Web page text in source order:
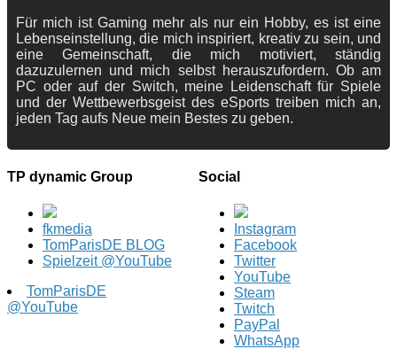
Für mich ist Gaming mehr als nur ein Hobby, es ist eine
Lebenseinstellung, die mich inspiriert, kreativ zu sein, und
eine Gemeinschaft, die mich motiviert, ständig
dazuzulernen und mich selbst herauszufordern. Ob am
PC oder auf der Switch, meine Leidenschaft für Spiele
und der Wettbewerbsgeist des eSports treiben mich an,
jeden Tag aufs Neue mein Bestes zu geben.
TP dynamic Group
fkmedia
TomParisDE BLOG
Spielzeit @YouTube
TomParisDE
@YouTube
Social
Instagram
Facebook
Twitter
YouTube
Steam
Twitch
PayPal
WhatsApp